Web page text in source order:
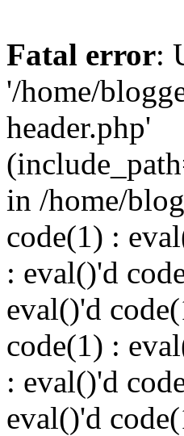
Fatal error:
'/home/
header.php'
in /home/
code(1) :
: eval()'d
eval()'d
code(1) :
: eval()'d
eval()'d